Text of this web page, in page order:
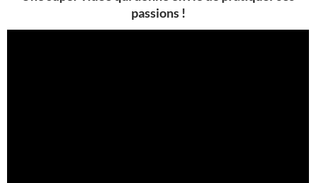
passions !